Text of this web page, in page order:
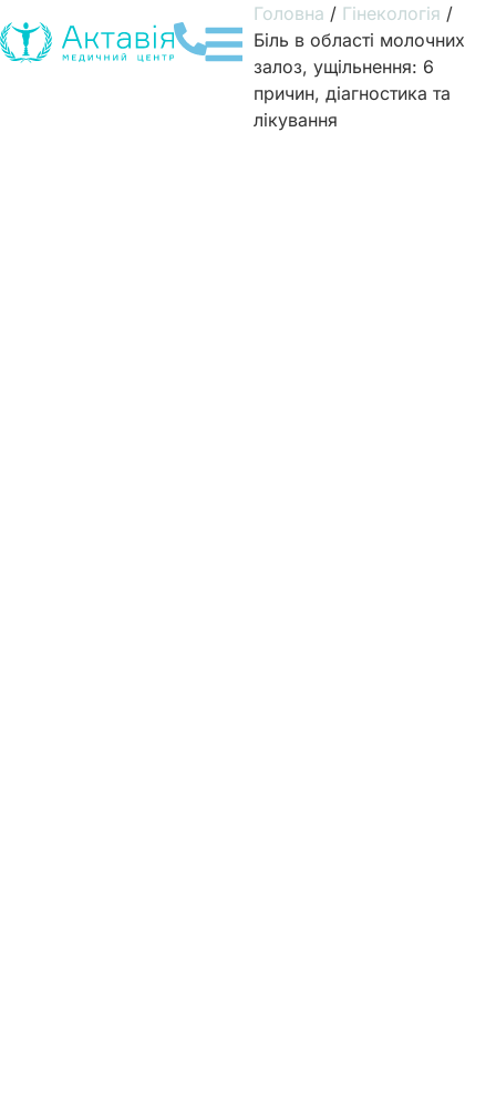
Головна / Гінекологія /
Біль в області молочних
залоз, ущільнення: 6
причин, діагностика та
лікування